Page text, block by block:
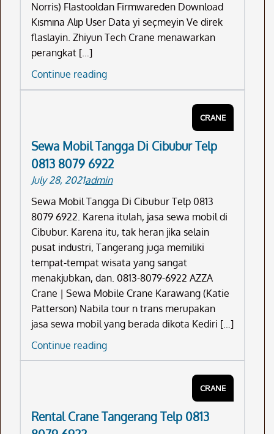
Norris) Flastooldan Firmwareden Download
Kısmına Alıp User Data yi seçmeyin Ve direk
flaslayin. Zhiyun Tech Crane menawarkan
perangkat […]
Continue readingTruck
Crane
0813
8079
6922
CRANE
Sewa Mobil Tangga Di Cibubur Telp
0813 8079 6922
July 28, 2021admin
Sewa Mobil Tangga Di Cibubur Telp 0813
8079 6922. Karena itulah, jasa sewa mobil di
Cibubur. Karena itu, tak heran jika selain
pusat industri, Tangerang juga memiliki
tempat-tempat wisata yang sangat
menakjubkan, dan. 0813-8079-6922 AZZA
Crane | Sewa Mobile Crane Karawang (Katie
Patterson) Nabila tour n trans merupakan
jasa sewa mobil yang berada dikota Kediri […]
Continue readingSewa
Mobil
Telp
CRANE
Rental Crane Tangerang Telp 0813